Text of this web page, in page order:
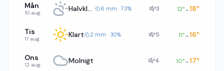
Mån
10 aug. Halvklart 6 mm · 73% 3 12°→18°
Tis
11 aug. Klart 2 mm · 30% 5 11°→16°
Ons
12 aug. Molnigt 4 10°→17°